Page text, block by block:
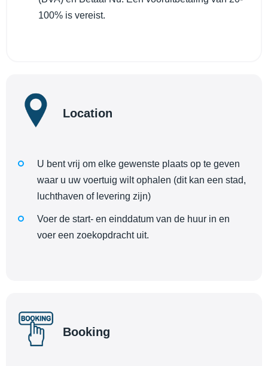
100% is vereist.
Location
U bent vrij om elke gewenste plaats op te geven
waar u uw voertuig wilt ophalen (dit kan een stad,
luchthaven of levering zijn)
Voer de start- en einddatum van de huur in en
voer een zoekopdracht uit.
Booking